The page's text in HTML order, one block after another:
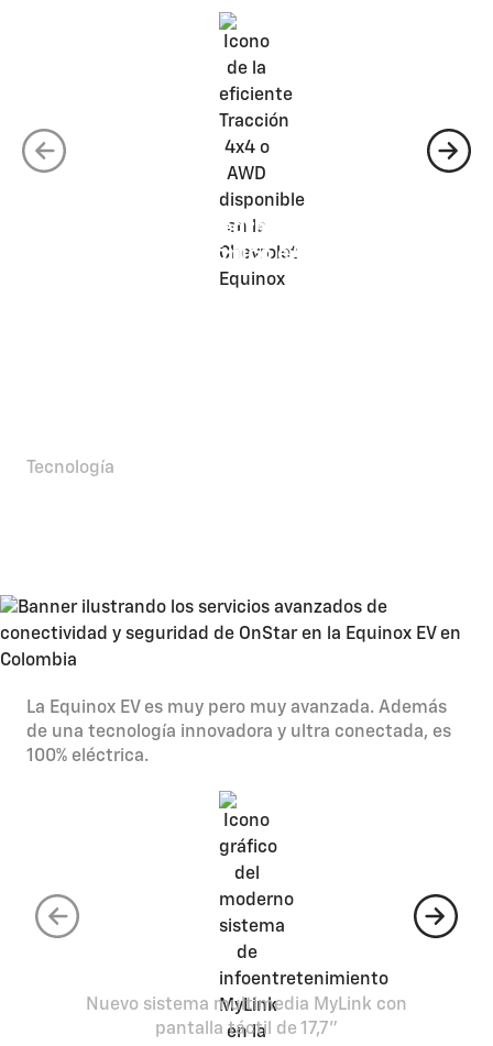
Tracción integral con control
electrónico eAWD
Tecnología
La Equinox EV es muy pero muy avanzada. Además
de una tecnología innovadora y ultra conectada, es
100% eléctrica.
Nuevo sistema multimedia MyLink con
pantalla táctil de 17,7”